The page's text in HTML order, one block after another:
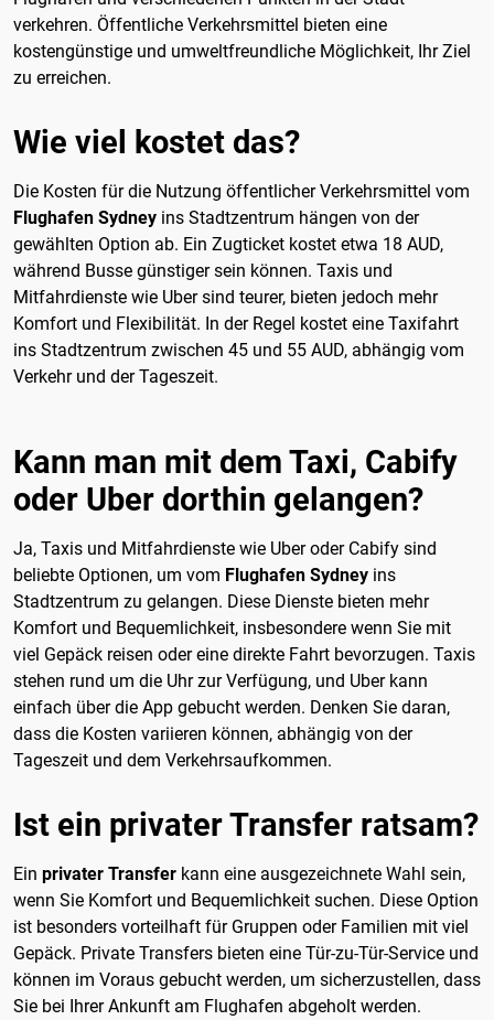
verkehren. Öffentliche Verkehrsmittel bieten eine
kostengünstige und umweltfreundliche Möglichkeit, Ihr Ziel
zu erreichen.
Wie viel kostet das?
Die Kosten für die Nutzung öffentlicher Verkehrsmittel vom
Flughafen Sydney ins Stadtzentrum hängen von der
gewählten Option ab. Ein Zugticket kostet etwa 18 AUD,
während Busse günstiger sein können. Taxis und
Mitfahrdienste wie Uber sind teurer, bieten jedoch mehr
Komfort und Flexibilität. In der Regel kostet eine Taxifahrt
ins Stadtzentrum zwischen 45 und 55 AUD, abhängig vom
Verkehr und der Tageszeit.
Kann man mit dem Taxi, Cabify
oder Uber dorthin gelangen?
Ja, Taxis und Mitfahrdienste wie Uber oder Cabify sind
beliebte Optionen, um vom Flughafen Sydney ins
Stadtzentrum zu gelangen. Diese Dienste bieten mehr
Komfort und Bequemlichkeit, insbesondere wenn Sie mit
viel Gepäck reisen oder eine direkte Fahrt bevorzugen. Taxis
stehen rund um die Uhr zur Verfügung, und Uber kann
einfach über die App gebucht werden. Denken Sie daran,
dass die Kosten variieren können, abhängig von der
Tageszeit und dem Verkehrsaufkommen.
Ist ein privater Transfer ratsam?
Ein privater Transfer kann eine ausgezeichnete Wahl sein,
wenn Sie Komfort und Bequemlichkeit suchen. Diese Option
ist besonders vorteilhaft für Gruppen oder Familien mit viel
Gepäck. Private Transfers bieten eine Tür-zu-Tür-Service und
können im Voraus gebucht werden, um sicherzustellen, dass
Sie bei Ihrer Ankunft am Flughafen abgeholt werden.